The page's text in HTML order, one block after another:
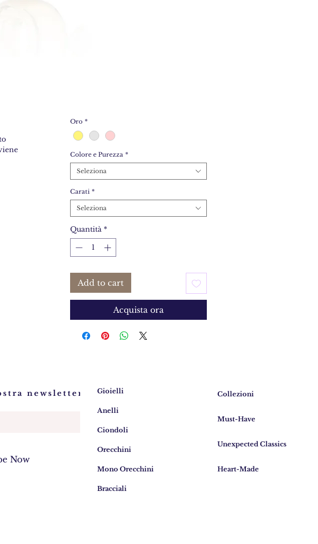
Oro *
Colore e Purezza *
Seleziona
Carati *
Seleziona
Quantità *
Add to cart
Acquista ora
newsletter!
Now
Gioielli
Anelli
Ciondoli
Orecchini
Mono Orecchini
Bracciali
Collezioni
Must-Have
Unexpected Classics
Heart-Made